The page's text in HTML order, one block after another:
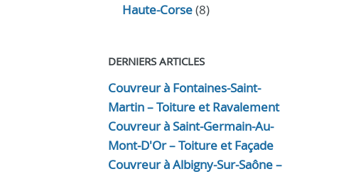
Haute-Corse(8)
DERNIERS ARTICLES
Couvreur à Fontaines-Saint-
Martin – Toiture et Ravalement
Couvreur à Saint-Germain-Au-
Mont-D'Or – Toiture et Façade
Couvreur à Albigny-Sur-Saône –